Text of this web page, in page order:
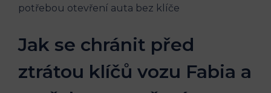
Jak se chránit před⁣
ztrátou klíčů vozu Fabia a